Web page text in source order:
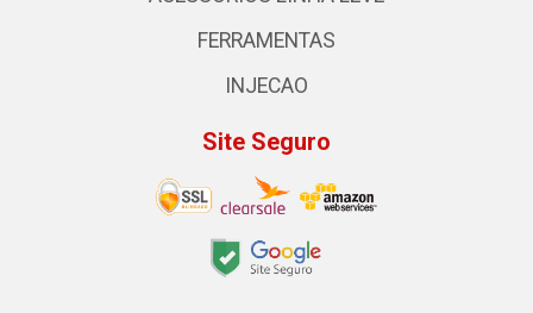
FERRAMENTAS
INJECAO
Site Seguro